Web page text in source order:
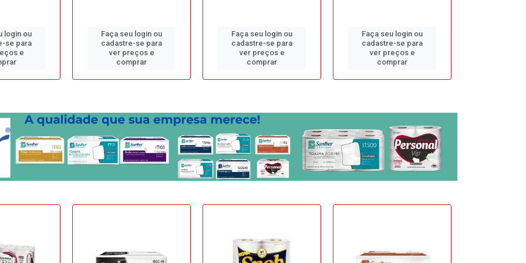
login ou
se para
e
Faça seu login ou
cadastre-se para
ver preços e
comprar
Faça seu login ou
cadastre-se para
ver preços e
comprar
Faça seu login ou
cadastre-se para
ver preços e
comprar